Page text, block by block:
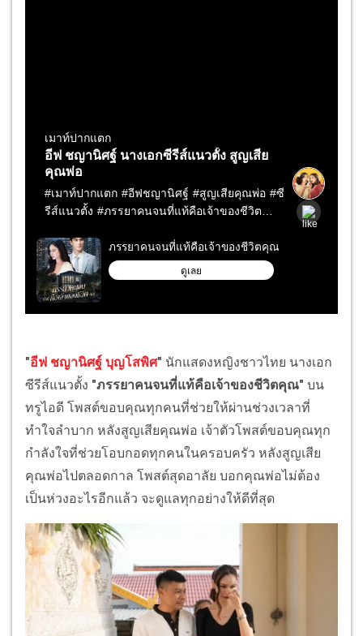
"อีฟ ชญานิศฐ์ บุญโสพิศ" นักแสดงหญิงชาวไทย นางเอก
ซีรีส์แนวตั้ง "ภรรยาคนจนที่แท้คือเจ้าของชีวิตคุณ" บน
ทรูไอดี โพสต์ขอบคุณทุกคนที่ช่วยให้ผ่านช่วงเวลาที่
ทำใจลำบาก หลังสูญเสียคุณพ่อ เจ้าตัวโพสต์ขอบคุณทุก
กำลังใจที่ช่วยโอบกอดทุกคนในครอบครัว หลังสูญเสีย
คุณพ่อไปตลอดกาล โพสต์สุดอาลัย บอกคุณพ่อไม่ต้อง
เป็นห่วงอะไรอีกแล้ว จะดูแลทุกอย่างให้ดีที่สุด